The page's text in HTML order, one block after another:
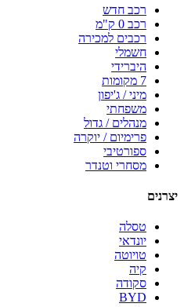
רכב חדש
רכב 0 ק"מ
רכבים למכירה
חשמלי
היברידי
7 מקומות
מיני / ג'יפון
משפחתי
מנהלים / גדול
פרימיום / יוקרה
ספורטיבי
מסחרי וטנדר
יצרנים
טסלה
יונדאי
טויוטה
קיה
סקודה
BYD